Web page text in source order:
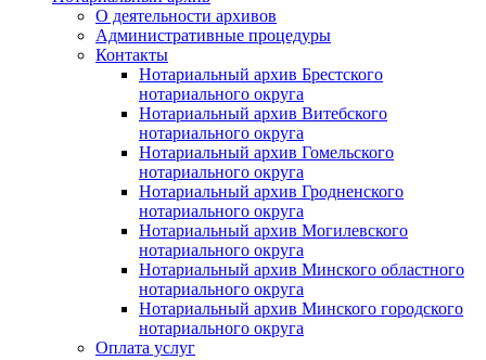
О деятельности архивов
Административные процедуры
Контакты
Нотариальный архив Брестского
нотариального округа
Нотариальный архив Витебского
нотариального округа
Нотариальный архив Гомельского
нотариального округа
Нотариальный архив Гродненского
нотариального округа
Нотариальный архив Могилевского
нотариального округа
Нотариальный архив Минского областного
нотариального округа
Нотариальный архив Минского городского
нотариального округа
Оплата услуг